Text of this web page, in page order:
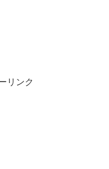
リンク